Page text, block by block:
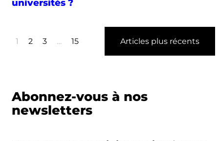
universités ?
1 2 3 … 15 Articles plus récents
Abonnez-vous à nos
newsletters